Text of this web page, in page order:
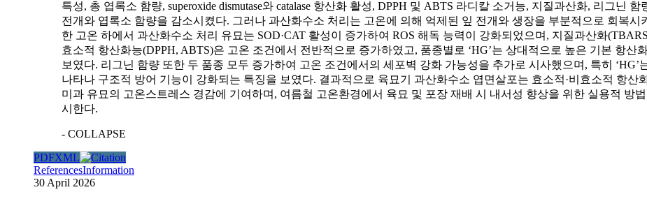
특성, 총 엽록소 함량, superoxide dismutase와 catalase 항산화 활성, DPPH 및 ABTS 라디칼 소거능, 지질과산화, 리그닌
전개와 엽록소 함량을 감소시켰다. 그러나 과산화수소 처리는 고온에 의해 억제된 잎 전개와 생장을 부분적으로 회복시
한 고온 하에서 과산화수소 처리 유묘는 SOD·CAT 활성이 증가하여 ROS 해독 능력이 강화되었으며, 지질과산화
효소적 항산화능(DPPH, ABTS)은 고온 조건에서 전반적으로 증가하였고, 품종별로 ‘HG’는 상대적으로 높은 기본 항산
보였다. 리그닌 함량 또한 두 품종 모두 증가하여 고온 조건에서의 세포벽 강화 가능성을 추가로 시사했으며, 특히
나타나 구조적 방어 기능이 강화되는 특징을 보였다. 결과적으로 육묘기 과산화수소 엽면살포는 효소적·비효소적 항
미과 유묘의 고온스트레스 경감에 기여하며, 여름철 고온환경에서 육묘 및 포장 재배 시 내서성 향상을 위한 실용적 방
시한다.
- COLLAPSE
PDFXML
ReferencesInformation
30 April 2026